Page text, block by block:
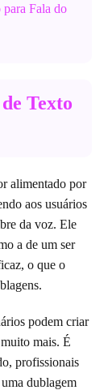
para Fala do
Texto
alimentado por
aos usuários
da voz. Ele
a de um ser
o que o
podem criar
mais. É
profissionais
dublagem